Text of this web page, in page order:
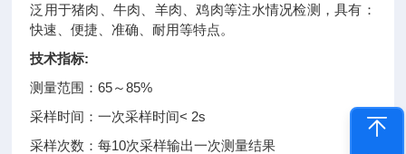
泛用于猪肉、牛肉、羊肉、鸡肉等注水情况检测，具有：
快速、便捷、准确、耐用等特点。
技术指标:
测量范围：65～85%
采样时间：一次采样时间< 2s
采样次数：每10次采样输出一次测量结果